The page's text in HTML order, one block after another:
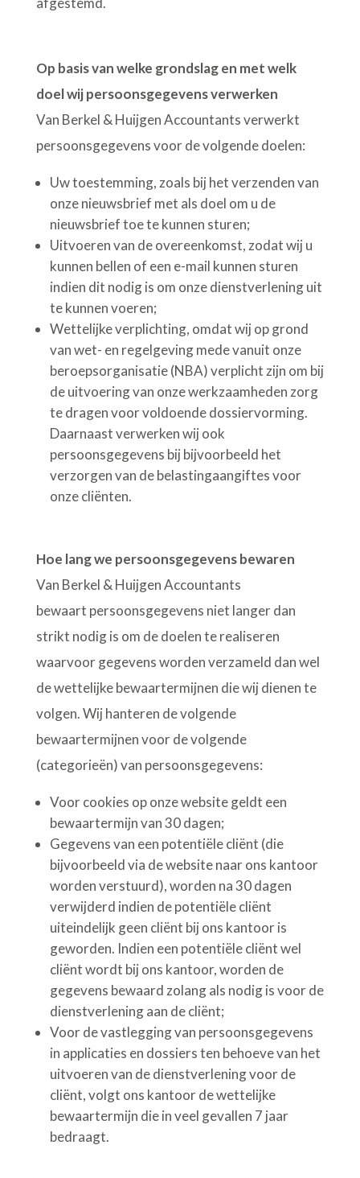
Op basis van welke grondslag en met welk
doel wij persoonsgegevens verwerken
Van Berkel & Huijgen Accountants verwerkt
persoonsgegevens voor de volgende doelen:
Uw toestemming, zoals bij het verzenden van
onze nieuwsbrief met als doel om u de
nieuwsbrief toe te kunnen sturen;
Uitvoeren van de overeenkomst, zodat wij u
kunnen bellen of een e-mail kunnen sturen
indien dit nodig is om onze dienstverlening uit
te kunnen voeren;
Wettelijke verplichting, omdat wij op grond
van wet- en regelgeving mede vanuit onze
beroepsorganisatie (NBA) verplicht zijn om bij
de uitvoering van onze werkzaamheden zorg
te dragen voor voldoende dossiervorming.
Daarnaast verwerken wij ook
persoonsgegevens bij bijvoorbeeld het
verzorgen van de belastingaangiftes voor
onze cliënten.
Hoe lang we persoonsgegevens bewaren
Van Berkel & Huijgen Accountants
bewaart persoonsgegevens niet langer dan
strikt nodig is om de doelen te realiseren
waarvoor gegevens worden verzameld dan wel
de wettelijke bewaartermijnen die wij dienen te
volgen. Wij hanteren de volgende
bewaartermijnen voor de volgende
(categorieën) van persoonsgegevens:
Voor cookies op onze website geldt een
bewaartermijn van 30 dagen;
Gegevens van een potentiële cliënt (die
bijvoorbeeld via de website naar ons kantoor
worden verstuurd), worden na 30 dagen
verwijderd indien de potentiële cliënt
uiteindelijk geen cliënt bij ons kantoor is
geworden. Indien een potentiële cliënt wel
cliënt wordt bij ons kantoor, worden de
gegevens bewaard zolang als nodig is voor de
dienstverlening aan de cliënt;
Voor de vastlegging van persoonsgegevens
in applicaties en dossiers ten behoeve van het
uitvoeren van de dienstverlening voor de
cliënt, volgt ons kantoor de wettelijke
bewaartermijn die in veel gevallen 7 jaar
bedraagt.